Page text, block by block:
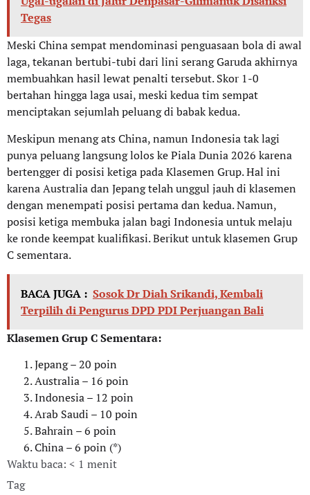
Tegas
Meski China sempat mendominasi penguasaan bola di awal
laga, tekanan bertubi-tubi dari lini serang Garuda akhirnya
membuahkan hasil lewat penalti tersebut. Skor 1-0
bertahan hingga laga usai, meski kedua tim sempat
menciptakan sejumlah peluang di babak kedua.
Meskipun menang ats China, namun Indonesia tak lagi
punya peluang langsung lolos ke Piala Dunia 2026 karena
bertengger di posisi ketiga pada Klasemen Grup. Hal ini
karena Australia dan Jepang telah unggul jauh di klasemen
dengan menempati posisi pertama dan kedua. Namun,
posisi ketiga membuka jalan bagi Indonesia untuk melaju
ke ronde keempat kualifikasi. Berikut untuk klasemen Grup
C sementara.
BACA JUGA : Sosok Dr Diah Srikandi, Kembali
Terpilih di Pengurus DPD PDI Perjuangan Bali
Klasemen Grup C Sementara:
Jepang – 20 poin
Australia – 16 poin
Indonesia – 12 poin
Arab Saudi – 10 poin
Bahrain – 6 poin
China – 6 poin (*)
Waktu baca: < 1 menit
Tag